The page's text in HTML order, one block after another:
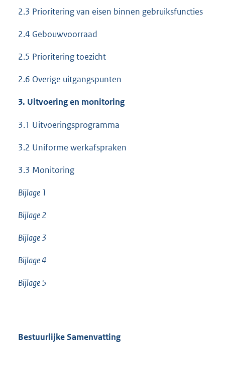
2.3 Prioritering van eisen binnen gebruiksfuncties
2.4 Gebouwvoorraad
2.5 Prioritering toezicht
2.6 Overige uitgangspunten
3. Uitvoering en monitoring
3.1 Uitvoeringsprogramma
3.2 Uniforme werkafspraken
3.3 Monitoring
Bijlage 1
Bijlage 2
Bijlage 3
Bijlage 4
Bijlage 5
Bestuurlijke Samenvatting